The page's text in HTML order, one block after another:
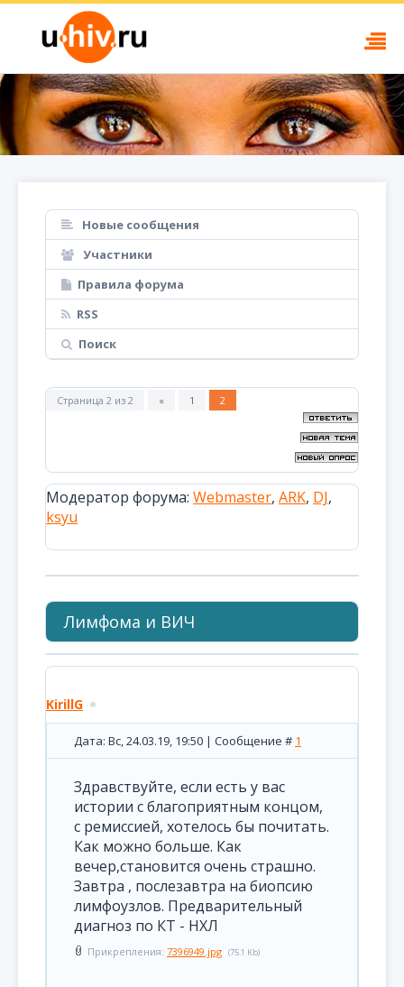
Новые сообщения
Участники
Правила форума
RSS
Поиск
Страница 2 из 2 « 1 2
Модератор форума: Webmaster, ARK, DJ,
ksyu
Лимфома и ВИЧ
KirillG
Дата: Вс, 24.03.19, 19:50 | Сообщение # 1
Здравствуйте, если есть у вас
истории с благоприятным концом,
с ремиссией, хотелось бы почитать.
Как можно больше. Как
вечер,становится очень страшно.
Завтра , послезавтра на биопсию
лимфоузлов. Предварительный
диагноз по КТ - НХЛ
Прикрепления: 7396949.jpg (75.1 Kb)